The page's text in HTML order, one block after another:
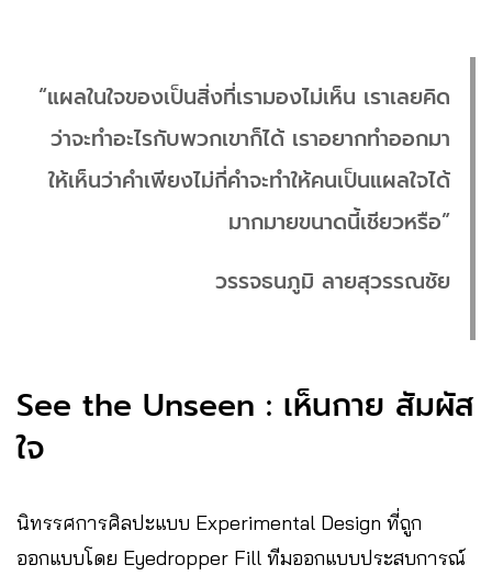
“แผลในใจของเป็นสิ่งที่เรามองไม่เห็น เราเลยคิด
ว่าจะทำอะไรกับพวกเขาก็ได้ เราอยากทำออกมา
ให้เห็นว่าคำเพียงไม่กี่คำจะทำให้คนเป็นแผลใจได้
มากมายขนาดนี้เชียวหรือ”
วรรจธนภูมิ ลายสุวรรณชัย
See the Unseen : เห็นกาย สัมผัส
ใจ
นิทรรศการศิลปะแบบ Experimental Design ที่ถูก
ออกแบบโดย Eyedropper Fill ทีมออกแบบประสบการณ์